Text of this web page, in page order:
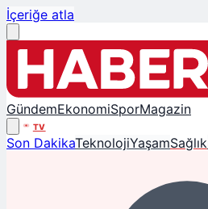
İçeriğe atla
GündemEkonomiSporMagazin
TV
Son DakikaTeknolojiYaşamSağlık